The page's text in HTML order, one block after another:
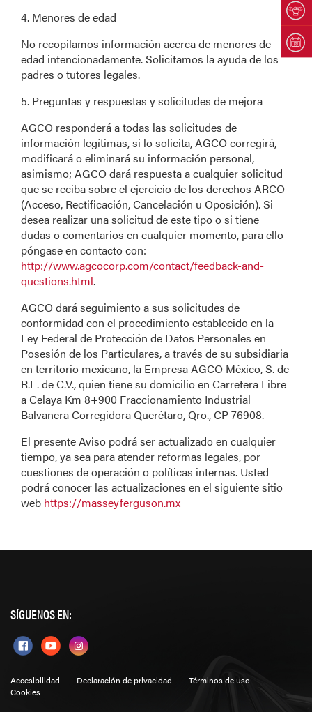
4. Menores de edad
No recopilamos información acerca de menores de
edad intencionadamente. Solicitamos la ayuda de los
padres o tutores legales.
5. Preguntas y respuestas y solicitudes de mejora
AGCO responderá a todas las solicitudes de
información legítimas, si lo solicita, AGCO corregirá,
modificará o eliminará su información personal,
asimismo; AGCO dará respuesta a cualquier solicitud
que se reciba sobre el ejercicio de los derechos ARCO
(Acceso, Rectificación, Cancelación u Oposición). Si
desea realizar una solicitud de este tipo o si tiene
dudas o comentarios en cualquier momento, para ello
póngase en contacto con:
http://www.agcocorp.com/contact/feedback-and-
questions.html.
AGCO dará seguimiento a sus solicitudes de
conformidad con el procedimiento establecido en la
Ley Federal de Protección de Datos Personales en
Posesión de los Particulares, a través de su subsidiaria
en territorio mexicano, la Empresa AGCO México, S. de
R.L. de C.V., quien tiene su domicilio en Carretera Libre
a Celaya Km 8+900 Fraccionamiento Industrial
Balvanera Corregidora Querétaro, Qro., CP 76908.
El presente Aviso podrá ser actualizado en cualquier
tiempo, ya sea para atender reformas legales, por
cuestiones de operación o políticas internas. Usted
podrá conocer las actualizaciones en el siguiente sitio
web https://masseyferguson.mx
SÍGUENOS EN:
Accesibilidad Declaración de privacidad
Términos de uso
Cookies